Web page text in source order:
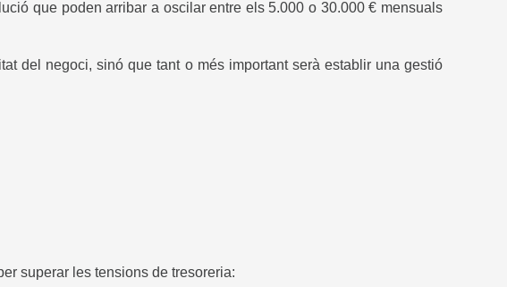
que poden arribar a oscilar entre els 5.000 o 30.000 € mensuals
del negoci, sinó que tant o més important serà establir una gestió
superar les tensions de tresoreria: